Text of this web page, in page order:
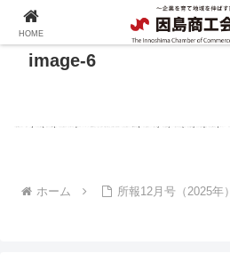
image-6
ホーム 所報12月号（2025年）
HOME